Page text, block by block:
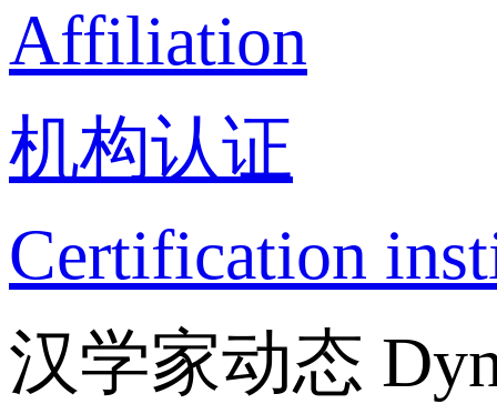
Affiliation
机构认证
Certification
汉学家动态